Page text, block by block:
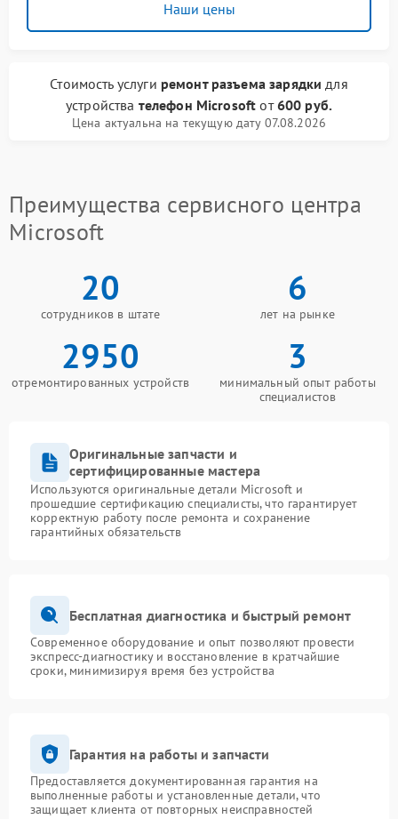
Наши цены
Стоимость услуги ремонт разъема зарядки для
устройства телефон Microsoft от600 руб.
Цена актуальна на текущую дату 07.08.2026
Преимущества сервисного центра
Microsoft
20
сотрудников в штате
6
лет на рынке
2950
отремонтированных устройств
3
минимальный опыт работы
специалистов
Оригинальные запчасти и
сертифицированные мастера
Используются оригинальные детали Microsoft и
прошедшие сертификацию специалисты, что гарантирует
корректную работу после ремонта и сохранение
гарантийных обязательств
Бесплатная диагностика и быстрый ремонт
Современное оборудование и опыт позволяют провести
экспресс-диагностику и восстановление в кратчайшие
сроки, минимизируя время без устройства
Гарантия на работы и запчасти
Предоставляется документированная гарантия на
выполненные работы и установленные детали, что
защищает клиента от повторных неисправностей